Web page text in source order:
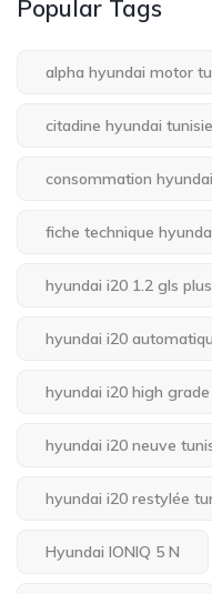
Popular Tags
alpha hyundai motor
citadine hyundai tunisie
consommation
fiche technique
hyundai i20 1.2 gls plus
hyundai i20
hyundai i20 high grade
hyundai i20 neuve
hyundai i20 restylée
Hyundai IONIQ 5 N